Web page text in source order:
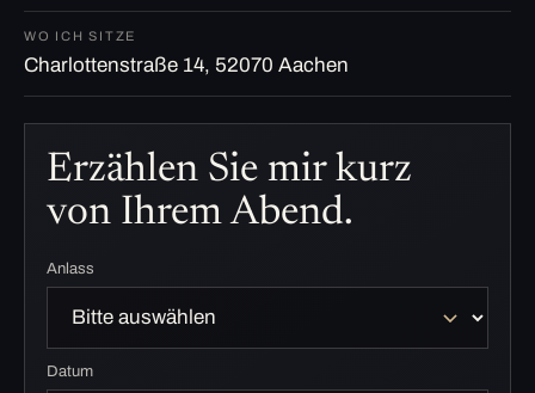
WO ICH SITZE
Charlottenstraße 14, 52070 Aachen
Erzählen Sie mir kurz
von Ihrem Abend.
Anlass
Datum